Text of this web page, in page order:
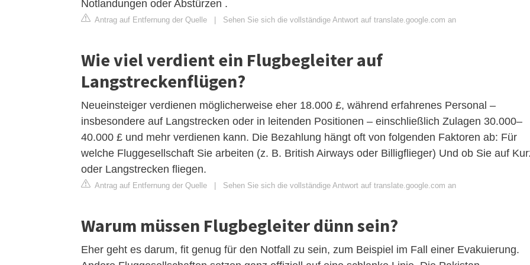
Notlandungen oder Abstürzen .
Antrag auf Entfernung der Quelle | Sehen Sie sich die vollständige Antwort auf translate.google.com an
Wie viel verdient ein Flugbegleiter auf
Langstreckenflügen?
Neueinsteiger verdienen möglicherweise eher 18.000 £, während erfahrenes Personal –
insbesondere auf Langstrecken oder in leitenden Positionen – einschließlich Zulagen 30.000–
40.000 £ und mehr verdienen kann. Die Bezahlung hängt oft von folgenden Faktoren ab: Für
welche Fluggesellschaft Sie arbeiten (z. B. British Airways oder Billigflieger) Und ob Sie auf
oder Langstrecken fliegen.
Antrag auf Entfernung der Quelle | Sehen Sie sich die vollständige Antwort auf translate.google.com an
Warum müssen Flugbegleiter dünn sein?
Eher geht es darum, fit genug für den Notfall zu sein, zum Beispiel im Fall einer Evakuierung.